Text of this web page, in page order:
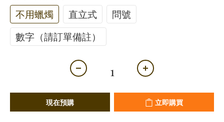
不用蠟燭 直立式
問號
數字（請訂單備註）
現在預購 立即購買